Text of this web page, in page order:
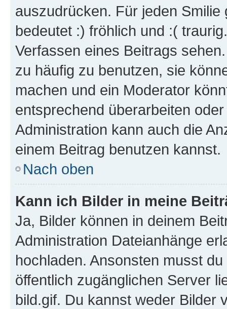
auszudrücken. Für jeden
bedeutet :) fröhlich und :(
Verfassen eines Beitrags
zu häufig zu benutzen, sie
machen und ein Moderator
entsprechend überarbeiten
Administration kann auch die
einem Beitrag benutzen kannst.
Nach oben
Kann ich Bilder in meine
Ja, Bilder können in deinem
Administration Dateianhänge
hochladen. Ansonsten musst
öffentlich zugänglichen Server
bild.gif. Du kannst weder Bilder